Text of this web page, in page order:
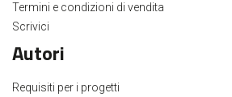
Termini e condizioni di vendita
Scrivici
Autori
Requisiti per i progetti